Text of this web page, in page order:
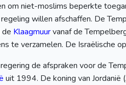
om niet-moslims beperkte
willen afschaffen. De
Klaagmuurvanaf de
te verzamelen. De Israëlische
de afspraken voor de
uit 1994. De koning van